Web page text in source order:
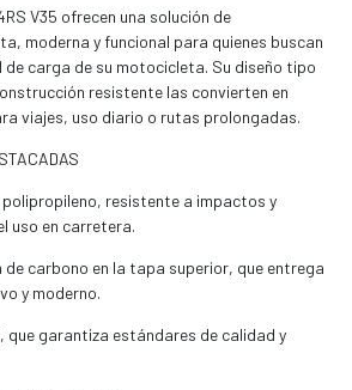
V35 ofrecen una solución de
moderna y funcional para quienes buscan
carga de su motocicleta. Su diseño tipo
resistente las convierten en
viajes, uso diario o rutas prolongadas.
polipropileno, resistente a impactos y
uso en carretera.
carbono en la tapa superior, que entrega
y moderno.
que garantiza estándares de calidad y